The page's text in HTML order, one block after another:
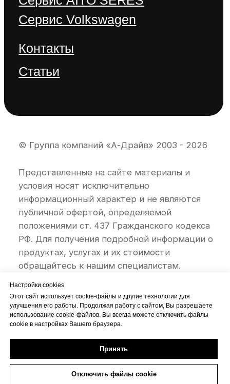
Настройки cookies
Этот сайт использует cookie-файлы и другие технологии для
улучшения его работы. Продолжая работу с сайтом, Вы разрешаете
использование cookie-файлов. Вы всегда можете отключить файлы
cookie в настройках Вашего браузера.
Принять
Отключить файлы cookie